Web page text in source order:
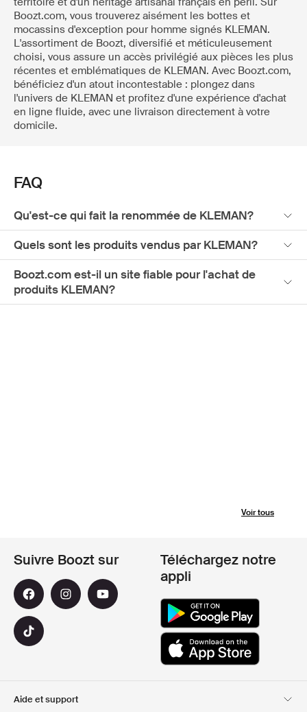
Boozt.com, vous trouverez aisément les bottes et
mocassins d'exception pour homme signés KLEMAN.
L'assortiment de Boozt, diversifié et méticuleusement
choisi, vous assure un accès privilégié aux pièces les plus
récentes et emblématiques de KLEMAN. Avec Boozt.com,
bénéficiez d'un atout incontestable : plongez dans
l'univers de KLEMAN et profitez d'une expérience d'achat
en ligne fluide, avec une livraison directement à votre
domicile.
FAQ
Qu'est-ce qui fait la renommée de KLEMAN?
Quels sont les produits vendus par KLEMAN?
Boozt.com est-il un site fiable pour l'achat de
produits KLEMAN?
Voir tous
Aide et support
Suivre Boozt sur
Téléchargez notre
appli